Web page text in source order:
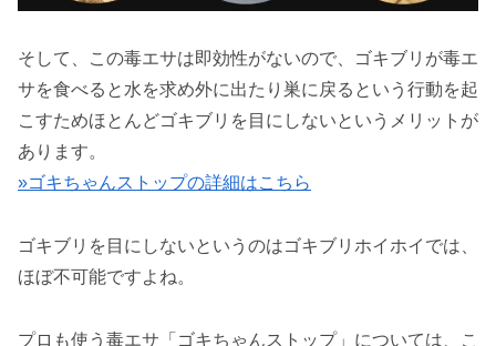
そして、この毒エサは即効性がないので、ゴキブリが毒エ
サを食べると水を求め外に出たり巣に戻るという行動を起
こすためほとんどゴキブリを目にしないというメリットが
あります。
»ゴキちゃんストップの詳細はこちら
ゴキブリを目にしないというのはゴキブリホイホイでは、
ほぼ不可能ですよね。
プロも使う毒エサ「ゴキちゃんストップ」については、こ